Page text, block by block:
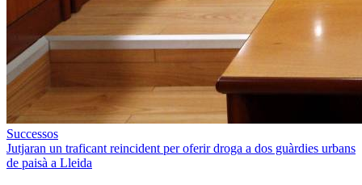
Successos
Jutjaran un traficant reincident per oferir droga a dos guàrdies urbans
de paisà a Lleida